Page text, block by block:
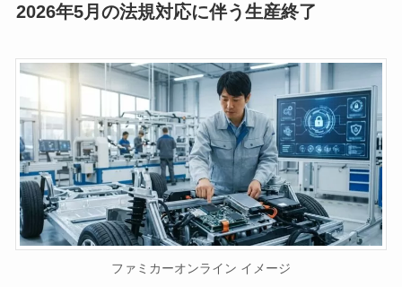
2026年5月の法規対応に伴う生産終了
ファミカーオンライン イメージ